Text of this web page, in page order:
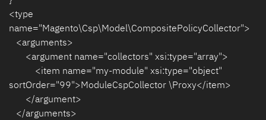
<type
name="Magento\Csp\Model\CompositePolicyCollector">
<arguments>
<argument name="collectors" xsi:type="array">
<item name="my-module" xsi:type="object"
sortOrder="99">ModuleCspCollector \Proxy</item>
</argument>
</arguments>